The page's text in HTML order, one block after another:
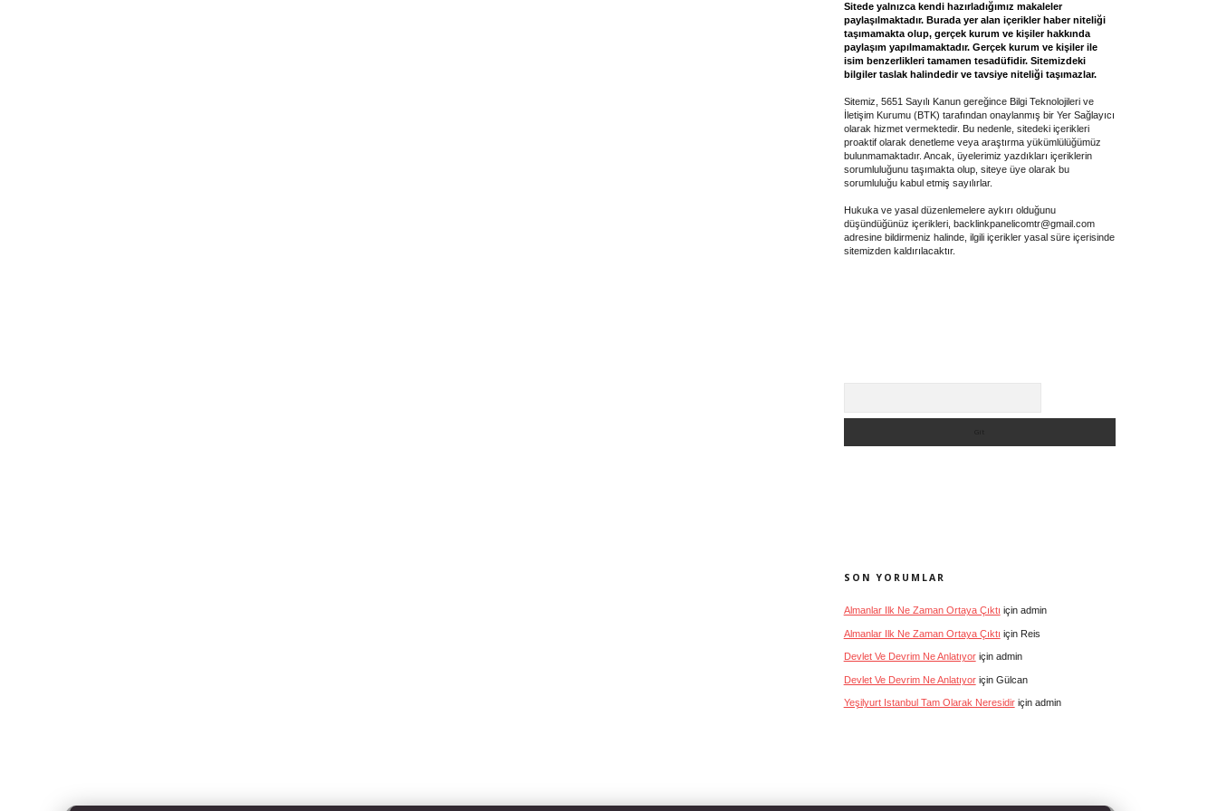
Sitede yalnızca kendi hazırladığımız makaleler
paylaşılmaktadır. Burada yer alan içerikler haber niteliği
taşımamakta olup, gerçek kurum ve kişiler hakkında
paylaşım yapılmamaktadır. Gerçek kurum ve kişiler ile
isim benzerlikleri tamamen tesadüfidir. Sitemizdeki
bilgiler taslak halindedir ve tavsiye niteliği taşımazlar.
Sitemiz, 5651 Sayılı Kanun gereğince Bilgi Teknolojileri ve
İletişim Kurumu (BTK) tarafından onaylanmış bir Yer Sağlayıcı
olarak hizmet vermektedir. Bu nedenle, sitedeki içerikleri
proaktif olarak denetleme veya araştırma yükümlülüğümüz
bulunmamaktadır. Ancak, üyelerimiz yazdıkları içeriklerin
sorumluluğunu taşımakta olup, siteye üye olarak bu
sorumluluğu kabul etmiş sayılırlar.
Hukuka ve yasal düzenlemelere aykırı olduğunu
düşündüğünüz içerikleri, backlinkpanelicomtr@gmail.com
adresine bildirmeniz halinde, ilgili içerikler yasal süre içerisinde
sitemizden kaldırılacaktır.
SON YORUMLAR
Almanlar Ilk Ne Zaman Ortaya Çıktı için admin
Almanlar Ilk Ne Zaman Ortaya Çıktı için Reis
Devlet Ve Devrim Ne Anlatıyoriçin admin
Devlet Ve Devrim Ne Anlatıyoriçin Gülcan
Yeşilyurt Istanbul Tam Olarak Neresidiriçin admin